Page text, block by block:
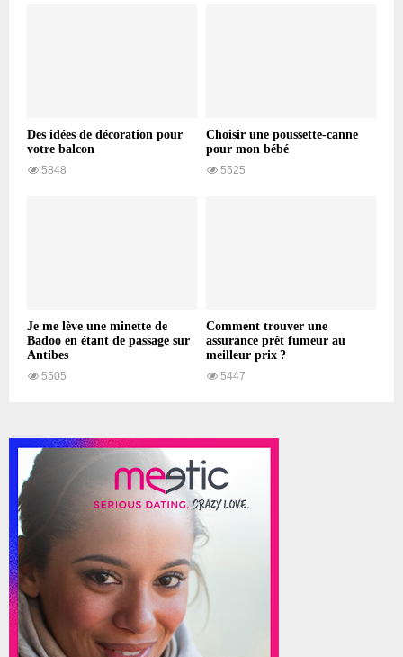
Des idées de décoration pour
votre balcon
5848
Choisir une poussette-canne
pour mon bébé
5525
Je me lève une minette de
Badoo en étant de passage sur
Antibes
5505
Comment trouver une
assurance prêt fumeur au
meilleur prix ?
5447